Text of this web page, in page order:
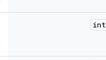
int